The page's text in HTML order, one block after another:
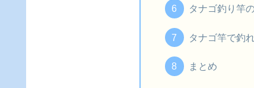
タナゴ釣り竿
タナゴ竿で釣
まとめ